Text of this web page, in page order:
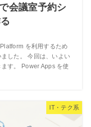
会議室予約シ
を利用するため
した。 今回は、いよい
す。 Power Apps を使
IT・テク系